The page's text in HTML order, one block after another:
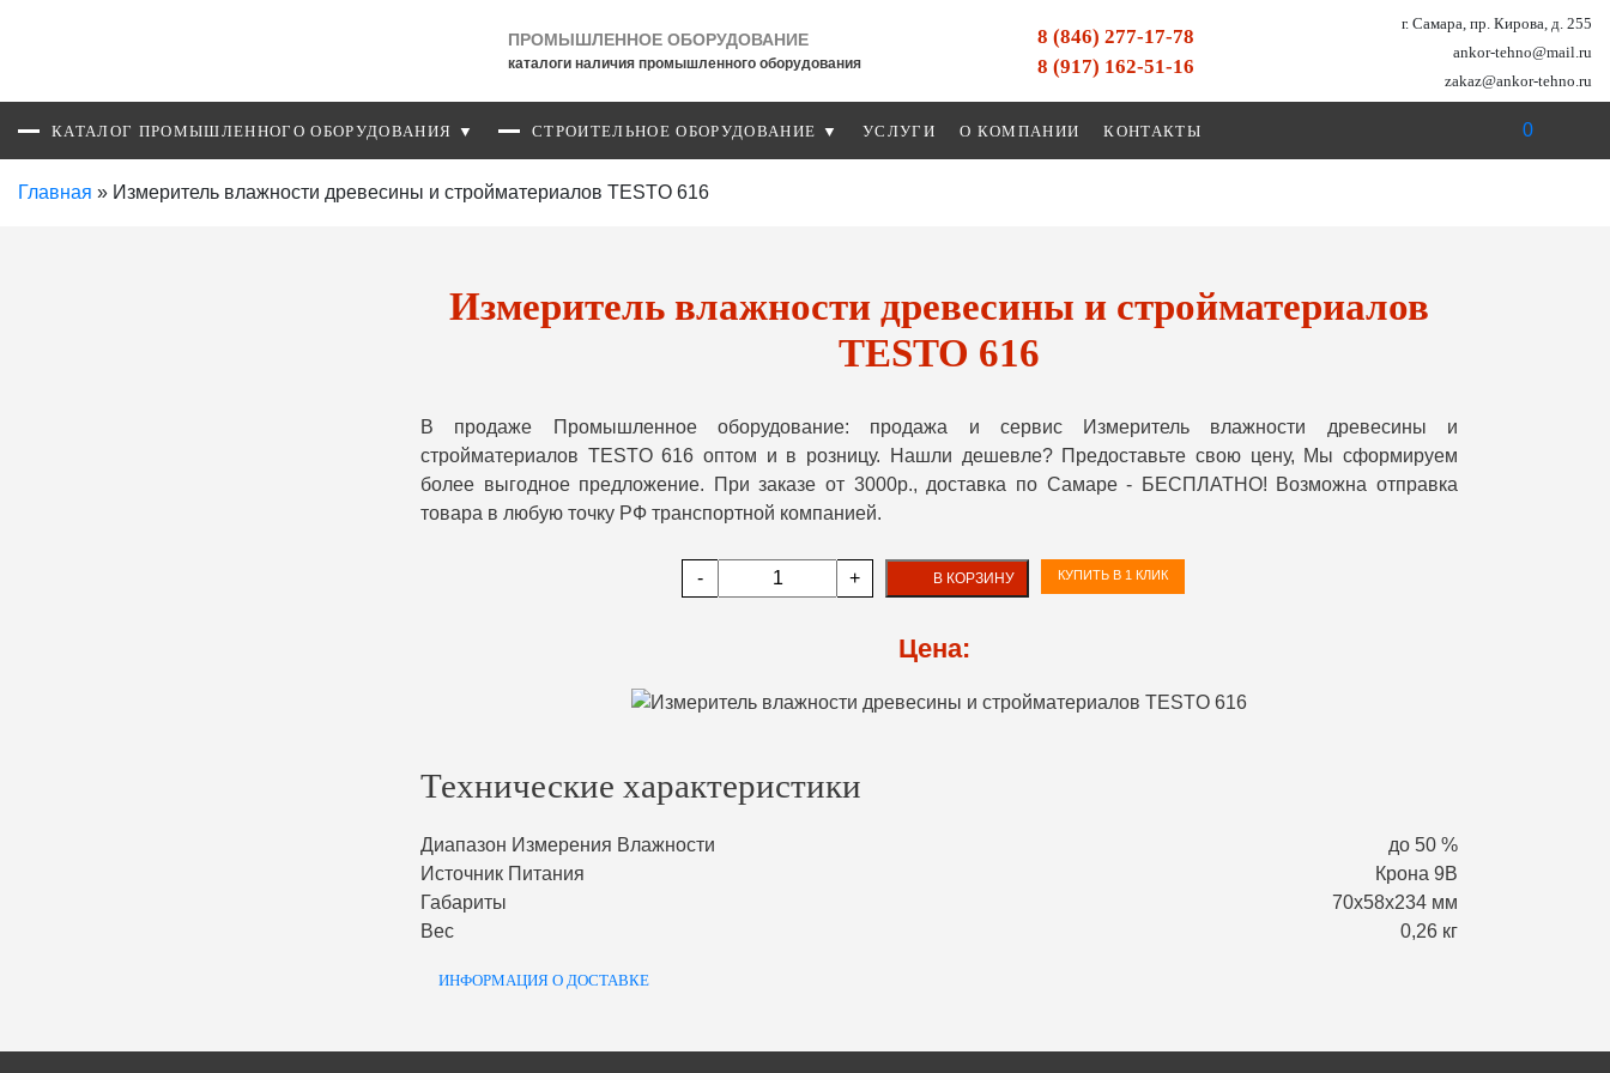
ПРОМЫШЛЕННОЕ ОБОРУДОВАНИЕ
каталоги наличия промышленного оборудования
8 (846) 277-17-78
8 (917) 162-51-16
г. Самара, пр. Кирова, д. 255
ankor-tehno@mail.ru
zakaz@ankor-tehno.ru
КАТАЛОГ ПРОМЫШЛЕННОГО ОБОРУДОВАНИЯ ▼ СТРОИТЕЛЬНОЕ ОБОРУДОВАНИЕ ▼ УСЛУГИ О КОМПАНИИ КОНТАКТЫ 0
Главная » Измеритель влажности древесины и стройматериалов TESTO 616
Измеритель влажности древесины и стройматериалов
TESTO 616
В продаже Промышленное оборудование: продажа и сервис Измеритель влажности древесины и
стройматериалов TESTO 616 оптом и в розницу. Нашли дешевле? Предоставьте свою цену, Мы сформируем
более выгодное предложение. При заказе от 3000р., доставка по Самаре - БЕСПЛАТНО! Возможна отправка
товара в любую точку РФ транспортной компанией.
- + В КОРЗИНУ КУПИТЬ В 1 КЛИК
Цена:
Технические характеристики
Диапазон Измерения Влажности
до 50 %
Источник Питания
Крона 9В
Габариты
70х58х234 мм
Вес
0,26 кг
ИНФОРМАЦИЯ О ДОСТАВКЕ